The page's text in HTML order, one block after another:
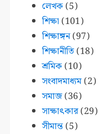
লেখক(5)
শিক্ষা (101)
শিক্ষাঙ্গন(97)
শিক্ষানীতি(18)
শ্রমিক(10)
সংবাদমাধ্যম(2)
সমাজ(36)
সাক্ষাৎকার(29)
সীমান্ত(5)